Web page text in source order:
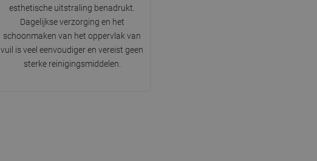
esthetische uitstraling benadrukt.
Dagelijkse verzorging en het
schoonmaken van het oppervlak van
vuil is veel eenvoudiger en vereist geen
sterke reinigingsmiddelen.